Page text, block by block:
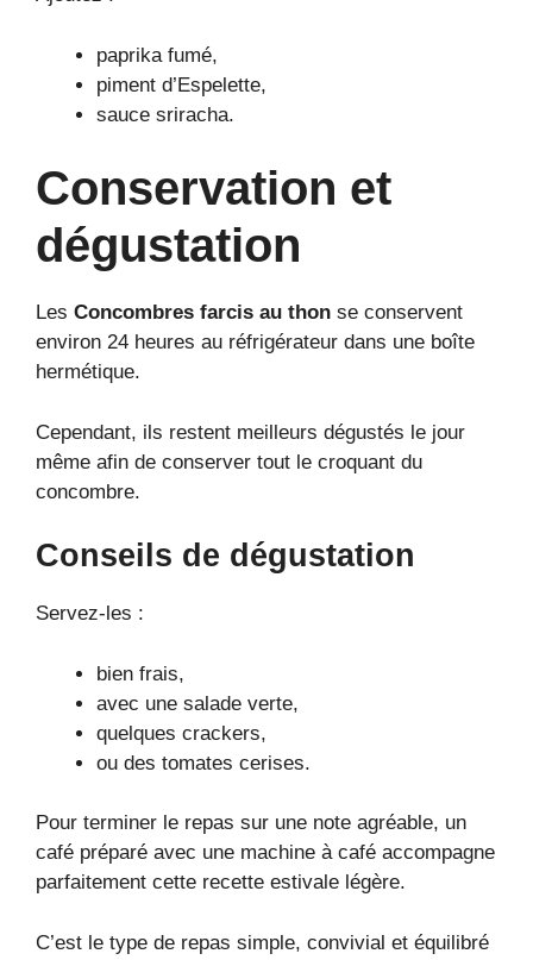
paprika fumé,
piment d’Espelette,
sauce sriracha.
Conservation et
dégustation
Les Concombres farcis au thon se conservent
environ 24 heures au réfrigérateur dans une boîte
hermétique.
Cependant, ils restent meilleurs dégustés le jour
même afin de conserver tout le croquant du
concombre.
Conseils de dégustation
Servez-les :
bien frais,
avec une salade verte,
quelques crackers,
ou des tomates cerises.
Pour terminer le repas sur une note agréable, un
café préparé avec une machine à café accompagne
parfaitement cette recette estivale légère.
C’est le type de repas simple, convivial et équilibré